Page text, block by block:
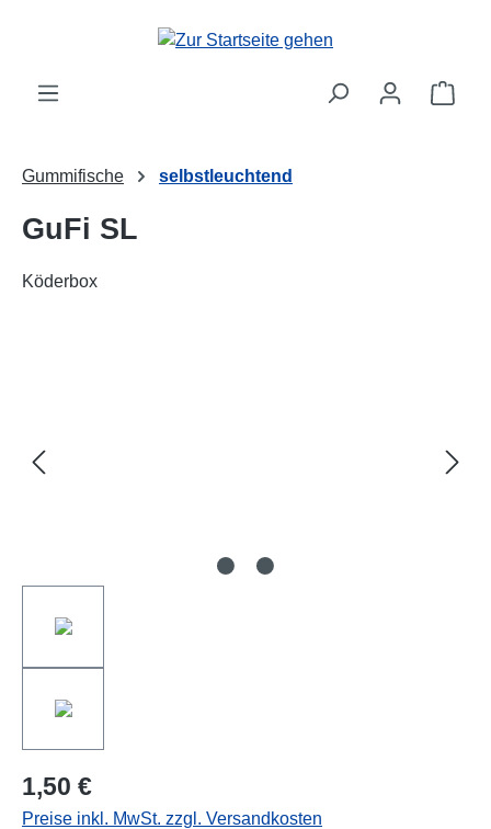
Gummifische selbstleuchtend
GuFi SL
Köderbox
1,50 €
Preise inkl. MwSt. zzgl. Versandkosten